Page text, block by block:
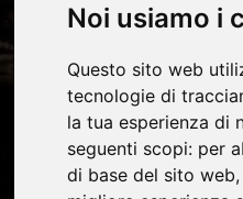
Noi usiamo i
Questo sito web
tecnologie di
la tua esperienza di
seguenti scopi: per
di base del sito web,